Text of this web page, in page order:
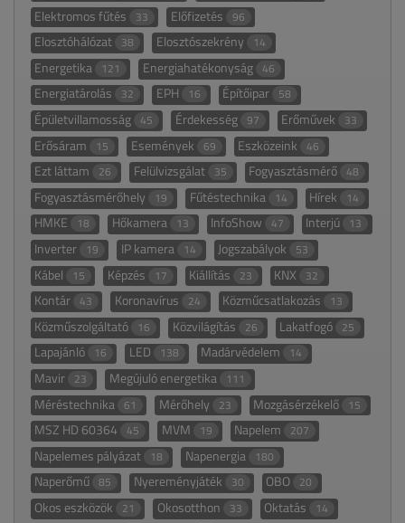
Elektromos fűtés 33 Előfizetés 96
Elosztóhálózat 38 Elosztószekrény 14
Energetika 121 Energiahatékonyság 46
Energiatárolás 32 EPH 16 Építőipar 58
Épületvillamosság 45 Érdekesség 97 Erőművek 33
Erősáram 15 Események 69 Eszközeink 46
Ezt láttam 26 Felülvizsgálat 35 Fogyasztásmérő 48
Fogyasztásmérőhely 19 Fűtéstechnika 14 Hírek 14
HMKE 18 Hőkamera 13 InfoShow 47 Interjú 13
Inverter 19 IP kamera 14 Jogszabályok 53
Kábel 15 Képzés 17 Kiállítás 23 KNX 32
Kontár 43 Koronavírus 24 Közműcsatlakozás 13
Közműszolgáltató 16 Közvilágítás 26 Lakatfogó 25
Lapajánló 16 LED 138 Madárvédelem 14
Mavir 23 Megújuló energetika 111
Méréstechnika 61 Mérőhely 23 Mozgásérzékelő 15
MSZ HD 60364 45 MVM 19 Napelem 207
Napelemes pályázat 18 Napenergia 180
Naperőmű 85 Nyereményjáték 30 OBO 20
Okos eszközök 21 Okosotthon 33 Oktatás 14